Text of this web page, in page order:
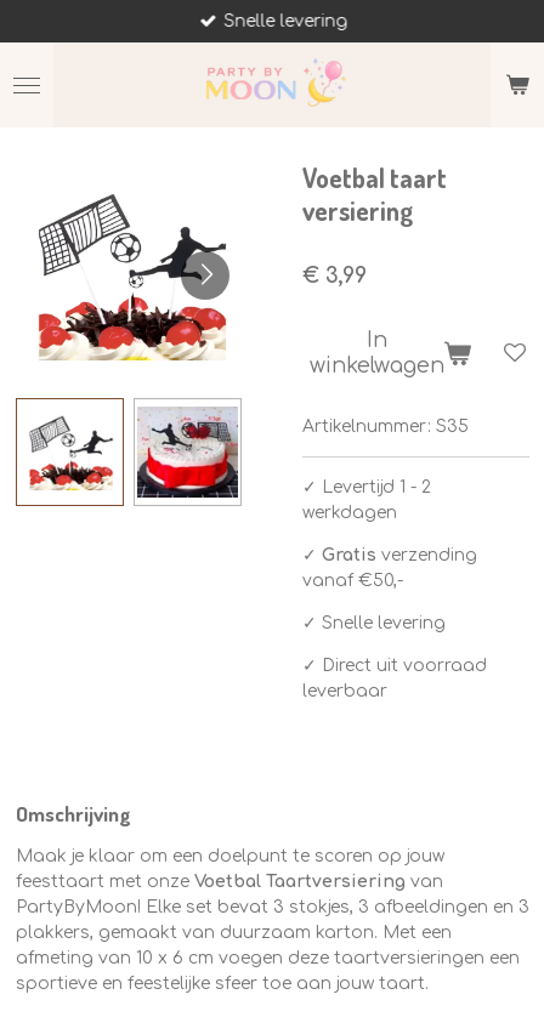
direct
naar
de
Snelle levering
Voetbal taart
versiering
€ 3,99
In
winkelwagen
Artikelnummer: S35
✓
Levertijd 1 - 2
werkdagen
✓ Gratis verzending
vanaf €50,-
✓ Snelle levering
✓ Direct uit voorraad
leverbaar
Omschrijving
Maak je klaar om een doelpunt te scoren op jouw
feesttaart met onze Voetbal Taartversiering van
PartyByMoon! Elke set bevat 3 stokjes, 3 afbeeldingen en 3
plakkers, gemaakt van duurzaam karton. Met een
afmeting van 10 x 6 cm voegen deze taartversieringen een
sportieve en feestelijke sfeer toe aan jouw taart.